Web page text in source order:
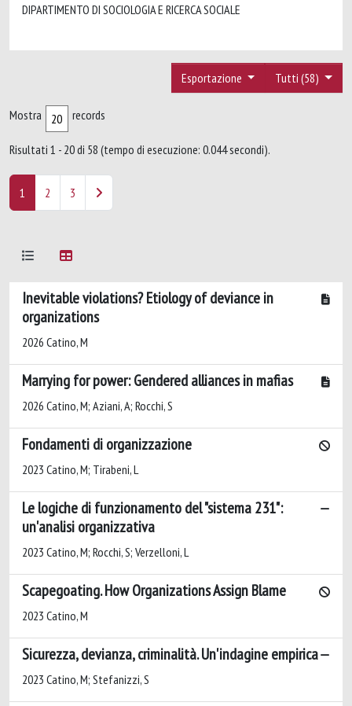
DIPARTIMENTO DI SOCIOLOGIA E RICERCA SOCIALE
Tutti (58)
Esportazione
Mostra records
Risultati 1 - 20 di 58 (tempo di esecuzione: 0.044 secondi).
1 2 3
Inevitable violations? Etiology of deviance in
organizations
2026 Catino, M
Marrying for power: Gendered alliances in mafias
2026 Catino, M; Aziani, A; Rocchi, S
Fondamenti di organizzazione
2023 Catino, M; Tirabeni, L
Le logiche di funzionamento del "sistema 231":
un'analisi organizzativa
2023 Catino, M; Rocchi, S; Verzelloni, L
Scapegoating. How Organizations Assign Blame
2023 Catino, M
Sicurezza, devianza, criminalità. Un'indagine empirica
2023 Catino, M; Stefanizzi, S